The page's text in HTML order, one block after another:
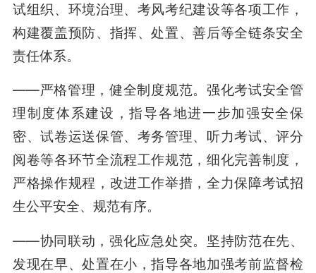
试组织、环境治理、考风考纪建设等各项工作，
构建覆盖预防、指挥、处置、善后等全链条安全
责任体系。
——严格管理，健全制度规范。强化考试安全管
理制度体系建设，指导各地进一步加强安全保
密、试卷运送保管、考务管理、听力考试、评分
阅卷等各环节全流程工作规范，细化完善制度，
严格操作规程，改进工作举措，全力保障考试招
生公平安全、规范有序。
——协同联动，强化应急处突。坚持防范在先、
发现在早、处置在小，指导各地加强考前监督检